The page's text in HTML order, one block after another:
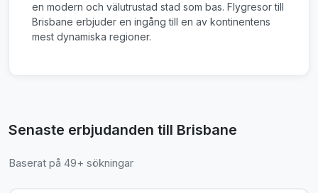
en modern och välutrustad stad som bas. Flygresor till
Brisbane erbjuder en ingång till en av kontinentens
mest dynamiska regioner.
Senaste erbjudanden till Brisbane
Baserat på 49+ sökningar